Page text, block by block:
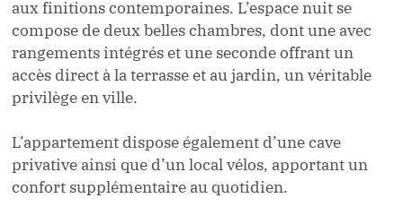
aux finitions contemporaines. L’espace nuit se
compose de deux belles chambres, dont une avec
rangements intégrés et une seconde offrant un
accès direct à la terrasse et au jardin, un véritable
privilège en ville.
L’appartement dispose également d’une cave
privative ainsi que d’un local vélos, apportant un
confort supplémentaire au quotidien.